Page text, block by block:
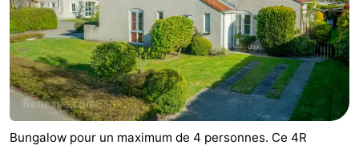
Hollands
Duin
Noordwijk
-
Katwijk
-
Scheveningen
La
-
Bungalow pour un maximum de 4 personnes. Ce 4R